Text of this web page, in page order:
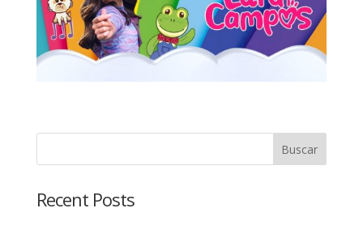
Buscar
Recent Posts